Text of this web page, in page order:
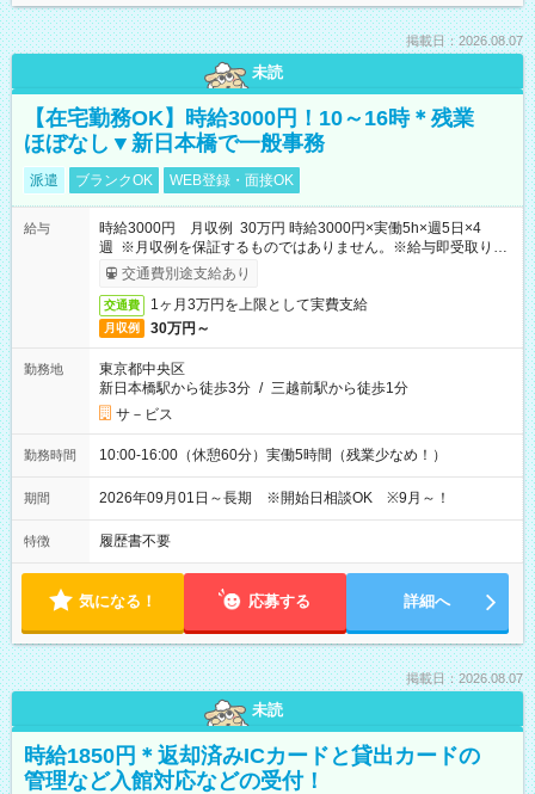
掲載日：2026.08.07
未読
【在宅勤務OK】時給3000円！10～16時＊残業
ほぼなし▼新日本橋で一般事務
派遣 ブランクOK WEB登録・面接OK
給与
時給3000円 月収例 30万円 時給3000円×実働5h×週5日×4
週 ※月収例を保証するものではありません。※給与即受取りサ
ービス利用可（利用条件有）
交通費別途支給あり
交通費 1ヶ月3万円を上限として実費支給
月収例 30万円～
勤務地
東京都中央区
新日本橋駅から徒歩3分 / 三越前駅から徒歩1分
サ－ビス
勤務時間 10:00-16:00（休憩60分）実働5時間（残業少なめ！）
期間 2026年09月01日～長期 ※開始日相談OK ※9月～！
特徴 履歴書不要
気になる！ 応募する 詳細へ
掲載日：2026.08.07
未読
時給1850円＊返却済みICカードと貸出カードの
管理など入館対応などの受付！